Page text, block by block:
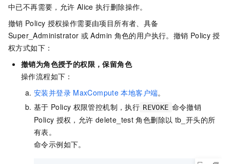
中已不再需要，允许 Alice 执行删除操作。
撤销 Policy 授权操作需要由项目所有者、具备
Super_Administrator 或 Admin 角色的用户执行。撤销 Policy 授
权方式如下：
撤销为角色授予的权限，保留角色
操作流程如下：
安装并登录 MaxCompute 本地客户端。
基于 Policy 权限管控机制，执行 REVOKE 命令撤销
Policy 授权，允许 delete_test 角色删除以 tb_开头的所
有表。
命令示例如下。